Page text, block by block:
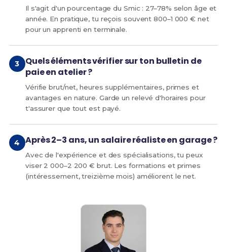
Il s'agit d'un pourcentage du Smic : 27–78% selon âge et
année. En pratique, tu reçois souvent 800–1 000 € net
pour un apprenti en terminale.
Quels éléments vérifier sur ton bulletin de
paie en atelier ?
Vérifie brut/net, heures supplémentaires, primes et
avantages en nature. Garde un relevé d'horaires pour
t'assurer que tout est payé.
Après 2–3 ans, un salaire réaliste en garage ?
Avec de l'expérience et des spécialisations, tu peux
viser 2 000–2 200 € brut. Les formations et primes
(intéressement, treizième mois) améliorent le net.